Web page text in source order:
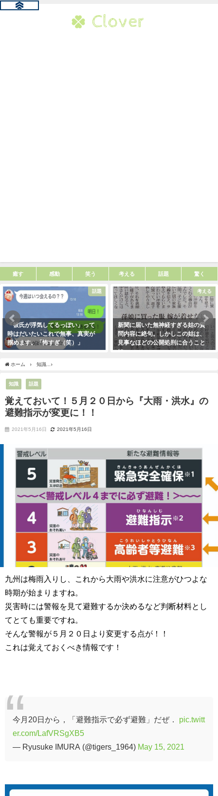
癒す 感動 笑う 考える 話題 驚く
話題
「彼氏が浮気してるっぽい」って
時はだいたいこれで無事、真実が
掴めます。「怖すぎ（笑）」
考える
新聞に届いた無神経すぎる姑の質
問内容に絶句。しかしこの姑は、
見事なほどの公開処刑に合うこと
に・・・
ホーム 知識
知識 話題
覚えておいて！５月２０日から『大雨・洪水』の
避難指示が変更に！！
2021年5月16日 2021年5月16日
九州は梅雨入りし、これから大雨や洪水に注意がひつよな
時期が始まりますね。
災害時には警報を見て避難するか決めるなど判断材料とし
てとても重要ですね。
そんな警報が５月２０日より変更する点が！！
これは覚えておくべき情報です！
今月20日から，「避難指示で必ず避難」だぜ． pic.twitt
er.com/LafVRSgXB5
— Ryusuke IMURA (@tigers_1964) May 15, 2021